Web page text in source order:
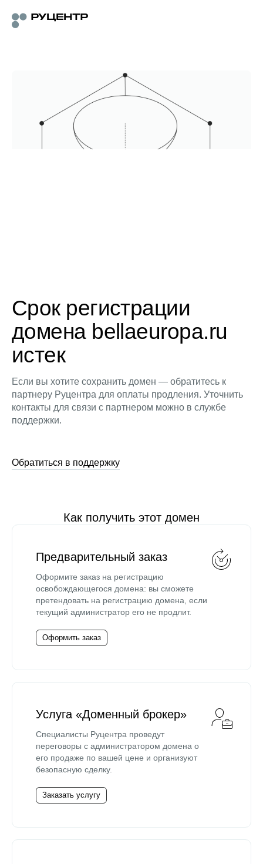
Срок регистрации
домена bellaeuropa.ru
истек
Если вы хотите сохранить домен — обратитесь к
партнеру Руцентра для оплаты продления. Уточнить
контакты для связи с партнером можно в службе
поддержки.
Обратиться в поддержку
Как получить этот домен
Предварительный заказ
Оформите заказ на регистрацию
освобождающегося домена: вы сможете
претендовать на регистрацию домена, если
текущий администратор его не продлит.
Оформить заказ
Услуга «Доменный брокер»
Специалисты Руцентра проведут
переговоры с администратором домена о
его продаже по вашей цене и организуют
безопасную сделку.
Заказать услугу